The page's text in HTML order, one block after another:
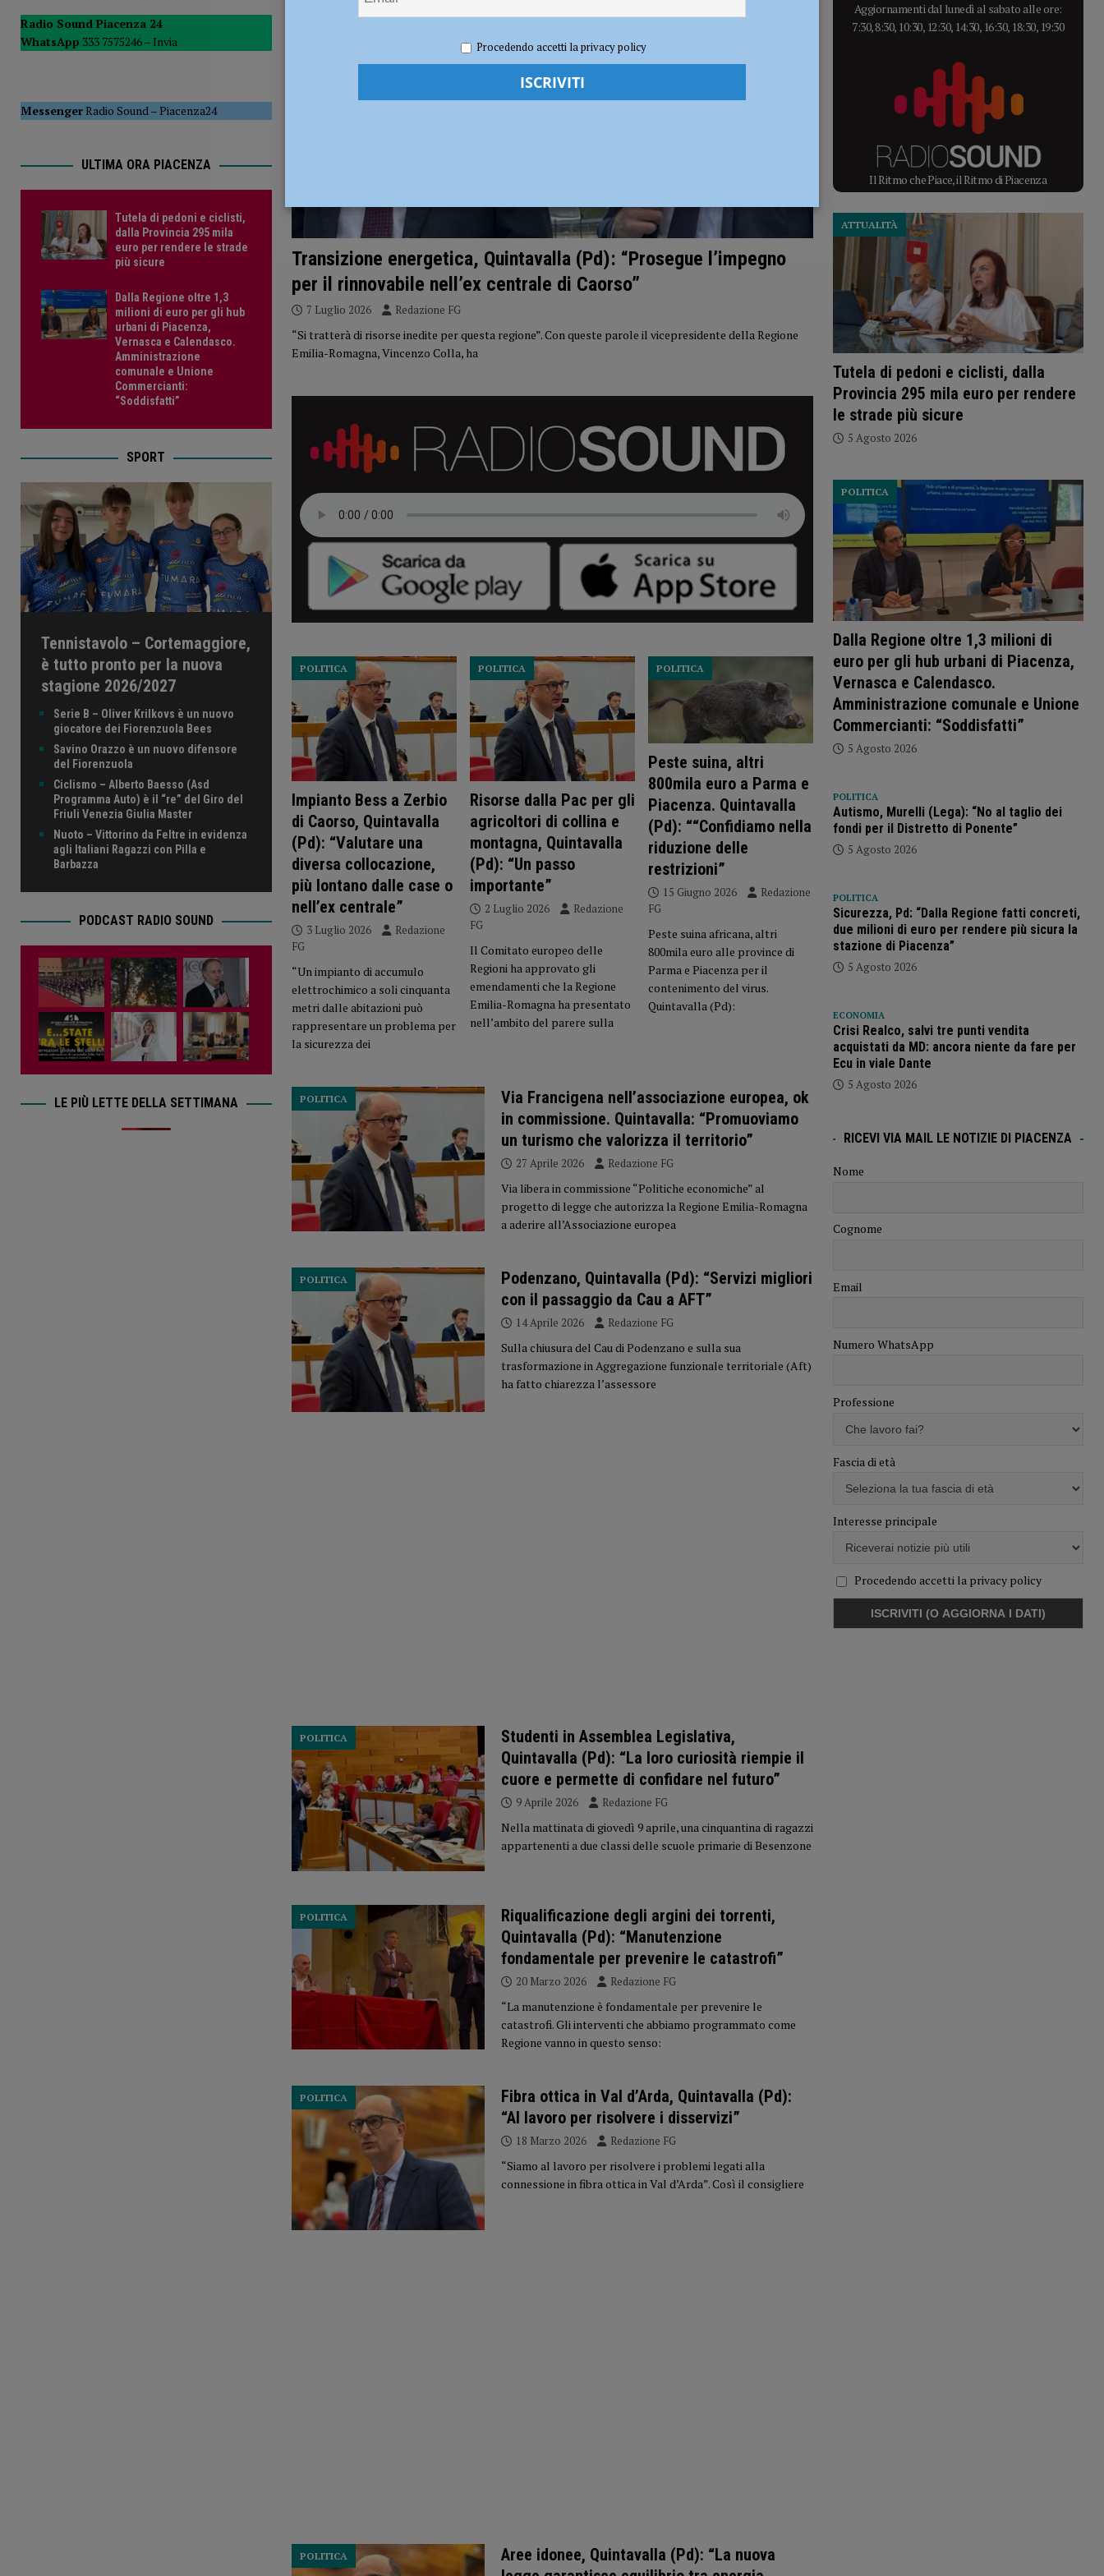
POLITICA
[ 5 Agosto 2026 ] Caldo estremo e asili nido, Tagliaferri (FdI): “Verificare subito la situazione nella provincia di Piacenza”
Transizione energetica, Quintavalla (Pd): “Prosegue l’impegno
per il rinnovabile nell’ex centrale di Caorso”
7 Luglio 2026 Redazione FG
“Si tratterà di risorse inedite per questa regione”. Con queste parole il vicepresidente della Regione
Emilia-Romagna, Vincenzo Colla, ha
POLITICA
Impianto Bess a Zerbio
di Caorso, Quintavalla
(Pd): “Valutare una
diversa collocazione,
più lontano dalle case o
nell’ex centrale”
3 Luglio 2026
Redazione
FG
“Un impianto di accumulo
elettrochimico a soli cinquanta
metri dalle abitazioni può
rappresentare un problema per
la sicurezza dei
POLITICA
Risorse dalla Pac per gli
agricoltori di collina e
montagna, Quintavalla
(Pd): “Un passo
importante”
2 Luglio 2026
Redazione
FG
Il Comitato europeo delle
Regioni ha approvato gli
emendamenti che la Regione
Emilia-Romagna ha presentato
nell’ambito del parere sulla
POLITICA
Peste suina, altri
800mila euro a Parma e
Piacenza. Quintavalla
(Pd): ““Confidiamo nella
riduzione delle
restrizioni”
15 Giugno 2026
Redazione
FG
Peste suina africana, altri
800mila euro alle province di
Parma e Piacenza per il
contenimento del virus.
Quintavalla (Pd):
POLITICA
Via Francigena nell’associazione europea, ok
in commissione. Quintavalla: “Promuoviamo
un turismo che valorizza il territorio”
27 Aprile 2026 Redazione FG
Via libera in commissione “Politiche economiche” al
progetto di legge che autorizza la Regione Emilia-Romagna
a aderire all’Associazione europea
POLITICA
Podenzano, Quintavalla (Pd): “Servizi migliori
con il passaggio da Cau a AFT”
14 Aprile 2026 Redazione FG
Sulla chiusura del Cau di Podenzano e sulla sua
trasformazione in Aggregazione funzionale territoriale (Aft)
ha fatto chiarezza l’assessore
POLITICA
Studenti in Assemblea Legislativa,
Quintavalla (Pd): “La loro curiosità riempie il
cuore e permette di confidare nel futuro”
9 Aprile 2026 Redazione FG
Nella mattinata di giovedì 9 aprile, una cinquantina di ragazzi
appartenenti a due classi delle scuole primarie di Besenzone
POLITICA
Riqualificazione degli argini dei torrenti,
Quintavalla (Pd): “Manutenzione
fondamentale per prevenire le catastrofi”
20 Marzo 2026 Redazione FG
“La manutenzione è fondamentale per prevenire le
catastrofi. Gli interventi che abbiamo programmato come
Regione vanno in questo senso:
POLITICA
Fibra ottica in Val d’Arda, Quintavalla (Pd):
“Al lavoro per risolvere i disservizi”
18 Marzo 2026 Redazione FG
“Siamo al lavoro per risolvere i problemi legati alla
connessione in fibra ottica in Val d’Arda”. Così il consigliere
POLITICA
Aree idonee, Quintavalla (Pd): “La nuova
Radio Sound Piacenza 24
WhatsApp 333 7575246 – Invia
MessengerRadio Sound–Piacenza24
ULTIMA ORA PIACENZA
Tutela di pedoni e ciclisti,
dalla Provincia 295 mila
euro per rendere le strade
più sicure
Dalla Regione oltre 1,3
milioni di euro per gli hub
urbani di Piacenza,
Vernasca e Calendasco.
Amministrazione
comunale e Unione
Commercianti:
“Soddisfatti”
SPORT
Tennistavolo – Cortemaggiore,
è tutto pronto per la nuova
stagione 2026/2027
Serie B – Oliver Krilkovs è un nuovo
giocatore dei Fiorenzuola Bees
Savino Orazzo è un nuovo difensore
del Fiorenzuola
Ciclismo – Alberto Baesso (Asd
Programma Auto) è il “re” del Giro del
Friuli Venezia Giulia Master
Nuoto – Vittorino da Feltre in evidenza
agli Italiani Ragazzi con Pilla e
Barbazza
PODCAST RADIO SOUND
LE PIÙ LETTE DELLA SETTIMANA
Aggiornamenti dal lunedì al sabato alle ore:
7:30, 8:30, 10:30, 12:30, 14:30, 16:30, 18:30, 19:30
Il Ritmo che Piace, il Ritmo di Piacenza
Tutela di pedoni e ciclisti, dalla
Provincia 295 mila euro per rendere
le strade più sicure
ATTUALITÀ
5 Agosto 2026
Dalla Regione oltre 1,3 milioni di
euro per gli hub urbani di Piacenza,
Vernasca e Calendasco.
Amministrazione comunale e Unione
Commercianti: “Soddisfatti”
POLITICA
5 Agosto 2026
POLITICA
Autismo, Murelli (Lega): “No al taglio dei
fondi per il Distretto di Ponente”
5 Agosto 2026
POLITICA
Sicurezza, Pd: “Dalla Regione fatti concreti,
due milioni di euro per rendere più sicura la
stazione di Piacenza”
5 Agosto 2026
ECONOMIA
Crisi Realco, salvi tre punti vendita
acquistati da MD: ancora niente da fare per
Ecu in viale Dante
5 Agosto 2026
RICEVI VIA MAIL LE NOTIZIE DI PIACENZA
Nome
Cognome
Email
Numero WhatsApp
Professione
Fascia di età
Interesse principale
Procedendo accetti la privacy policy
Procedendo accetti la privacy policy